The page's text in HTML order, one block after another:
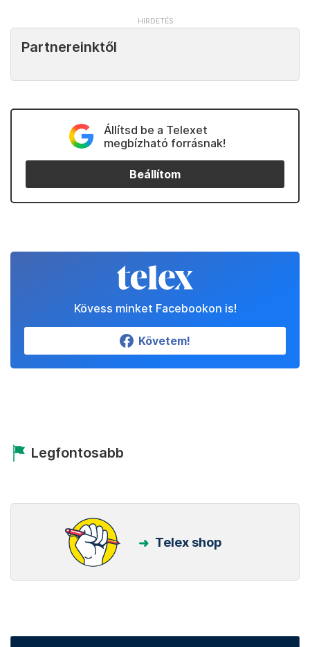
Partnereinktől
Állítsd be a Telexet
megbízható forrásnak!
Beállítom
Kövess minket Facebookon is!
Követem!
Legfontosabb
Telex shop